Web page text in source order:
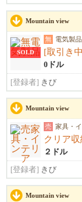
Mountain view
SOLD
無 電気製品
[取引き
0ドル
[登録者] きび
Mountain view
売 家具・
クリア
２ドル
[登録者] きび
Mountain view